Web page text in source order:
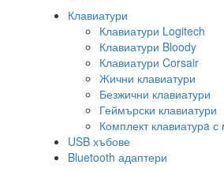
Клавиатури
Клавиатури Logitech
Клавиатури Bloody
Клавиатури Corsair
Жични клавиатури
Безжични клавиатури
Геймърски клавиатури
Комплект клавиатурa
USB хъбове
Bluetooth адаптери